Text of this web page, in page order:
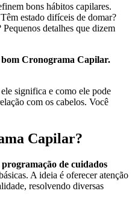
bons hábitos capilares.
estado difíceis de domar?
detalhes que dizem
Cronograma Capilar.
significa e como ele pode
com os cabelos. Você
Capilar?
programação de cuidados
A ideia é oferecer atenção
resolvendo diversas